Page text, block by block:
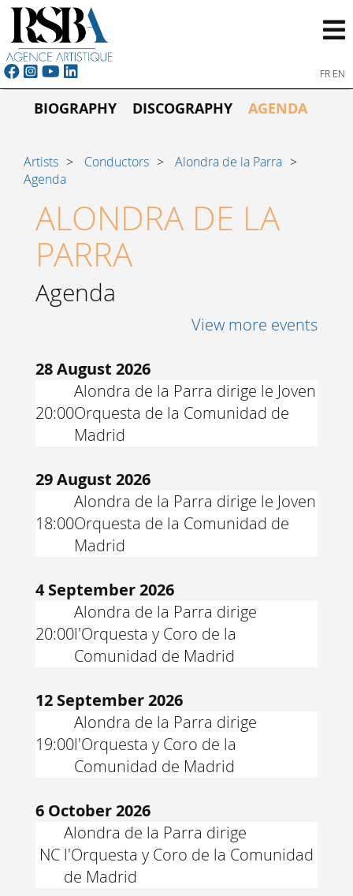
FR EN
BIOGRAPHY DISCOGRAPHY AGENDA
Artists Conductors
Alondra de la Parra
Agenda
ALONDRA DE LA
PARRA
Agenda
View more events
28 August 2026
20:00
Alondra de la Parra dirige le Joven
Orquesta de la Comunidad de
Madrid
29 August 2026
18:00
Alondra de la Parra dirige le Joven
Orquesta de la Comunidad de
Madrid
4 September 2026
20:00
Alondra de la Parra dirige
l'Orquesta y Coro de la
Comunidad de Madrid
12 September 2026
19:00
Alondra de la Parra dirige
l'Orquesta y Coro de la
Comunidad de Madrid
6 October 2026
NC
Alondra de la Parra dirige
l'Orquesta y Coro de la Comunidad
de Madrid